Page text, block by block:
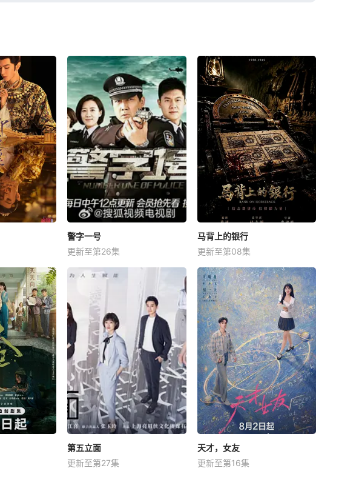
警字一号
更新至第26集
马背上的银行
更新至第08集
第五立面
更新至第27集
天才，女友
更新至第16集